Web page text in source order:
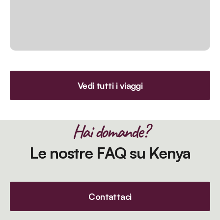
Vedi tutti i viaggi
Hai domande?
Le nostre FAQ su Kenya
Contattaci